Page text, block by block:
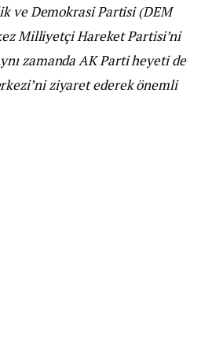
ve Demokrasi Partisi (DEM
Milliyetçi Hareket Partisi’ni
zamanda AK Parti heyeti de
ziyaret ederek önemli